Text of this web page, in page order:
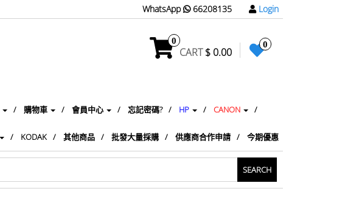
WhatsApp 66208135 Login
0
CART $ 0.00
0
購物車 會員中心 忘記密碼? HP CANON
KODAK 其他商品 批發大量採購 供應商合作申請 今期優惠